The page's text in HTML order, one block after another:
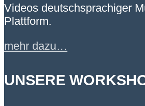
Videos deutschsprachiger
Plattform.
mehr dazu…
UNSERE